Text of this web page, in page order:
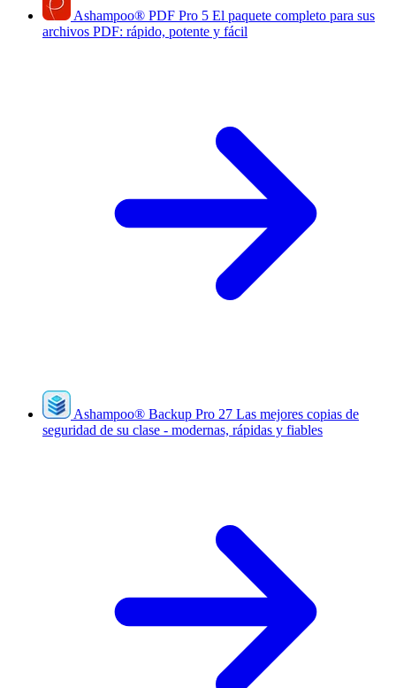
Ashampoo® PDF Pro 5 El paquete completo para sus
archivos PDF: rápido, potente y fácil
Ashampoo® Backup Pro 27 Las mejores copias de
seguridad de su clase - modernas, rápidas y fiables